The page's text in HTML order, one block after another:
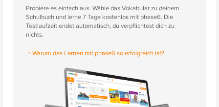
Probiere es einfach aus. Wähle das Vokabular zu deinem
Schulbuch und lerne 7 Tage kostenlos mit phase6. Die
Testlaufzeit endet automatisch, du verpflichtest dich zu
nichts.
Warum das Lernen mit phase6 so erfolgreich ist?